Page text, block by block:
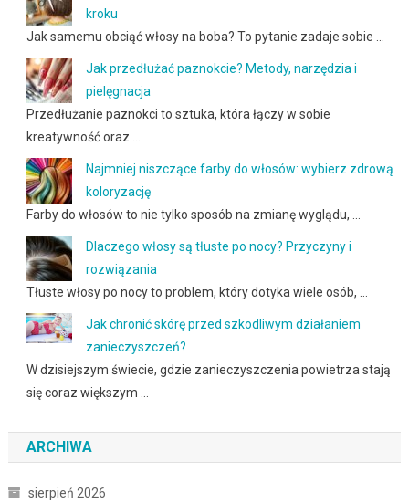
kroku
Jak samemu obciąć włosy na boba? To pytanie zadaje sobie …
Jak przedłużać paznokcie? Metody, narzędzia i
pielęgnacja
Przedłużanie paznokci to sztuka, która łączy w sobie
kreatywność oraz …
Najmniej niszczące farby do włosów: wybierz zdrową
koloryzację
Farby do włosów to nie tylko sposób na zmianę wyglądu, …
Dlaczego włosy są tłuste po nocy? Przyczyny i
rozwiązania
Tłuste włosy po nocy to problem, który dotyka wiele osób, …
Jak chronić skórę przed szkodliwym działaniem
zanieczyszczeń?
W dzisiejszym świecie, gdzie zanieczyszczenia powietrza stają
się coraz większym …
ARCHIWA
sierpień 2026